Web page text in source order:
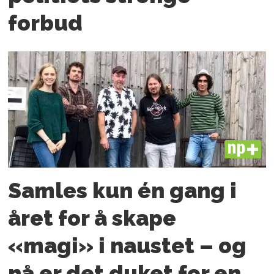
forbud
PLUS
Samles kun én gang i
året for å skape
«magi» i naustet – og